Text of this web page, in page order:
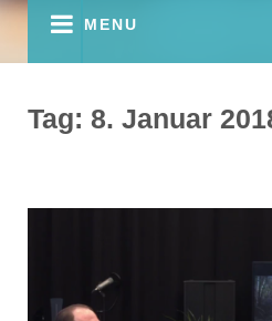
MENU
Tag: 8. Januar